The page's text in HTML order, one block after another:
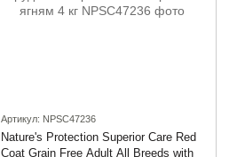
Артикул: NPSC47236
Nature's Protection Superior Care Red
Coat Grain Free Adult All Breeds with